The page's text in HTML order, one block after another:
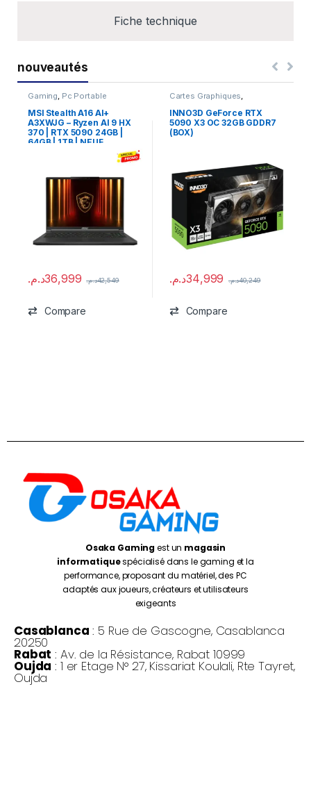
Fiche technique
nouveautés
Gaming Pc Portable
MSI Stealth A16 AI+
A3XWJG – Ryzen AI 9 HX
370 | RTX 5090 24GB |
64GB | 1TB | NEUF
36,999د.م. 42,549د.م.
Compare
Cartes Graphiques
Composants Gaming
INNO3D GeForce RTX
5090 X3 OC 32GB GDDR7
(BOX)
34,999د.م. 40,249د.م.
Compare
Osaka Gamingest un magasin
informatiquespécialisé dans le gaming et la
performance, proposant du matériel, des PC
adaptés aux joueurs, créateurs et utilisateurs
exigeants
Casablanca : 5 Rue de Gascogne, Casablanca
20250
Rabat : Av. de la Résistance, Rabat 10999
Oujda : 1 er Etage N° 27, Kissariat Koulali, Rte Tayret,
Oujda